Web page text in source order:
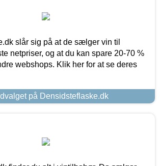
slår sig på at de sælger vin til
netpriser, og at du kan spare 20-70 %
webshops. Klik her for at se deres
på Densidsteflaske.dk